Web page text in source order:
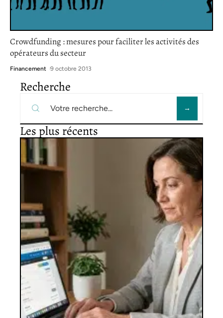
Crowdfunding : mesures pour faciliter les activités des
opérateurs du secteur
Financement 9 octobre 2013
Recherche
Les plus récents